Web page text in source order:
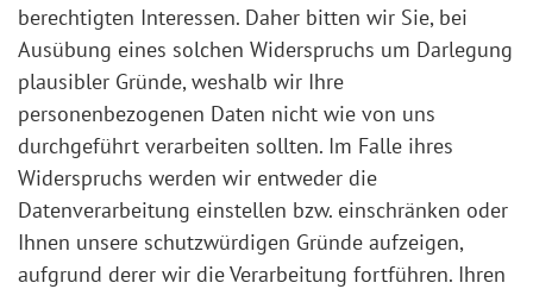
berechtigten Interessen. Daher bitten wir Sie, bei
Ausübung eines solchen Widerspruchs um Darlegung
plausibler Gründe, weshalb wir Ihre
personenbezogenen Daten nicht wie von uns
durchgeführt verarbeiten sollten. Im Falle ihres
Widerspruchs werden wir entweder die
Datenverarbeitung einstellen bzw. einschränken oder
Ihnen unsere schutzwürdigen Gründe aufzeigen,
aufgrund derer wir die Verarbeitung fortführen. Ihren